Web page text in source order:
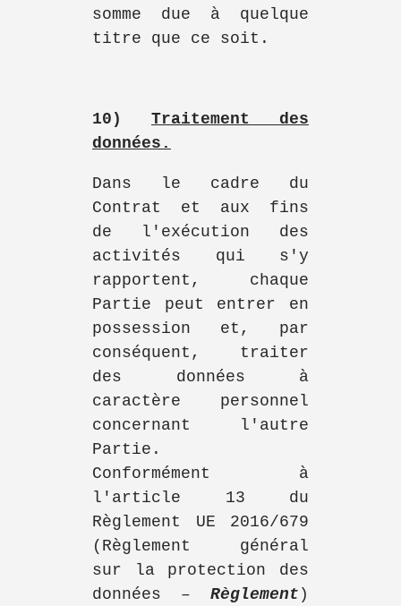
somme due à quelque
titre que ce soit.
10) Traitement des
données.
Dans le cadre du
Contrat et aux fins
de l'exécution des
activités qui s'y
rapportent, chaque
Partie peut entrer en
possession et, par
conséquent, traiter
des données à
caractère personnel
concernant l'autre
Partie.
Conformément à
l'article 13 du
Règlement UE 2016/679
(Règlement général
sur la protection des
données – Règlement )